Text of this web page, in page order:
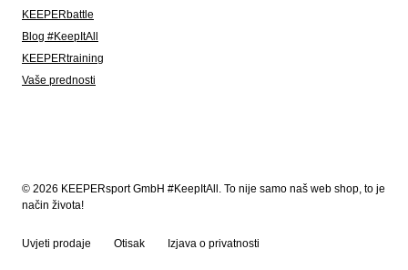
KEEPERbattle
Blog #KeepItAll
KEEPERtraining
Vaše prednosti
© 2026 KEEPERsport GmbH #KeepItAll. To nije samo naš web shop, to je
način života!
Uvjeti prodaje Otisak Izjava o privatnosti